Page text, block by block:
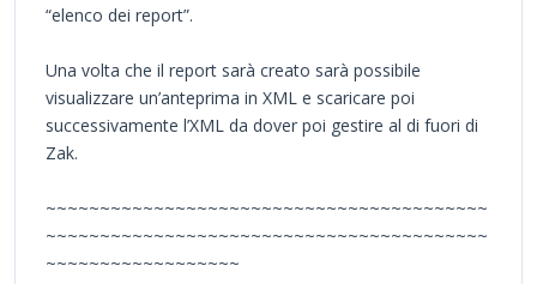
“elenco dei report”.
Una volta che il report sarà creato sarà possibile
visualizzare un’anteprima in XML e scaricare poi
successivamente l’XML da dover poi gestire al di fuori di
Zak.
~~~~~~~~~~~~~~~~~~~~~~~~~~~~~~~~~~~~~~~~~
~~~~~~~~~~~~~~~~~~~~~~~~~~~~~~~~~~~~~~~~~
~~~~~~~~~~~~~~~~~~